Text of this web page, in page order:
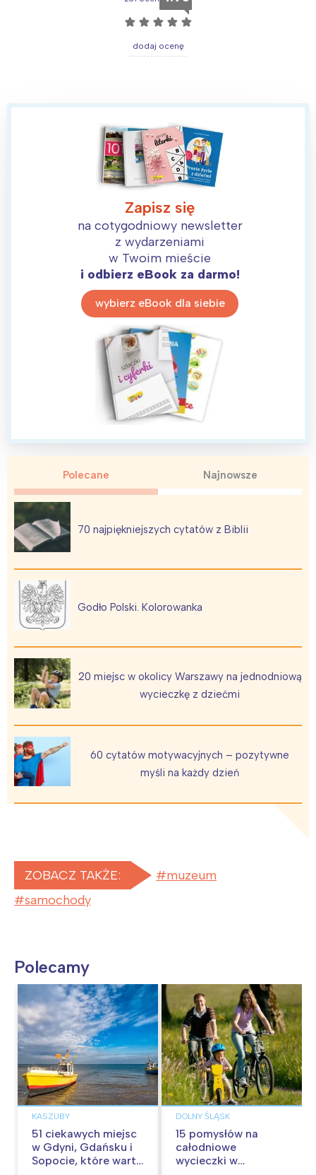
☆ ☆ ☆ ☆ ☆
dodaj ocenę
Zapisz się
na cotygodniowy newsletter
z wydarzeniami
w Twoim mieście
i odbierz eBook za darmo!
wybierz eBook dla siebie
Polecane Najnowsze
70 najpiękniejszych cytatów z Biblii
Godło Polski. Kolorowanka
20 miejsc w okolicy Warszawy na jednodniową
wycieczkę z dziećmi
60 cytatów motywacyjnych – pozytywne
myśli na każdy dzień
ZOBACZ TAKŻE:
muzeum
samochody
Polecamy
KASZUBY
51 ciekawych miejsc
w Gdyni, Gdańsku i
Sopocie, które warto
DOLNY ŚLĄSK
15 pomysłów na
całodniowe
wycieczki w
Interesują mnie wydarzenia z
tego regionu:
Trójmiasto
Poznań
Śląsk
Kraków
Południe
Północ
Wszystkie
Wybieram